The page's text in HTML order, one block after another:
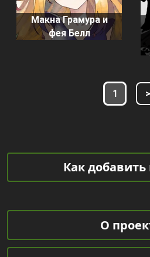
Макна Грамура и
фея Белл
1 >
Как добавить
О